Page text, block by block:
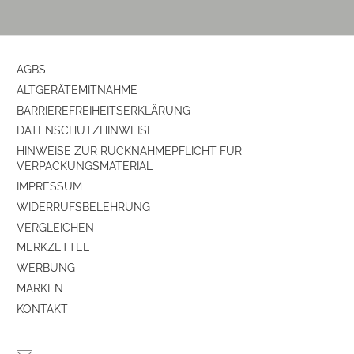
Gehäuse-Farben edelstahl
Farbe edelstahl
Ausstattung & Technik
Bauart
AGBS
ALTGERÄTEMITNAHME
BARRIEREFREIHEITSERKLÄRUNG
DATENSCHUTZHINWEISE
HINWEISE ZUR RÜCKNAHMEPFLICHT FÜR
VERPACKUNGSMATERIAL
IMPRESSUM
WIDERRUFSBELEHRUNG
VERGLEICHEN
MERKZETTEL
WERBUNG
MARKEN
KONTAKT